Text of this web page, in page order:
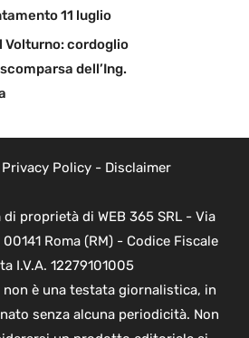
11 luglio
Volturno: cordoglio
dell’Ing.
Privacy Policy- Disclaimer
proprietà di WEB 365 SRL - Via
Roma (RM) - Codice Fiscale
I.V.A. 12279101005
è una testata giornalistica, in
senza alcuna periodicità. Non